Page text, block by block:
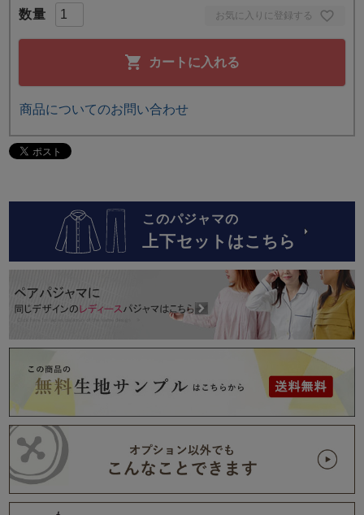
お気に入りに登録する
カートに入れる
商品についてのお問い合わせ
このパジャマの
上下セットはこちら